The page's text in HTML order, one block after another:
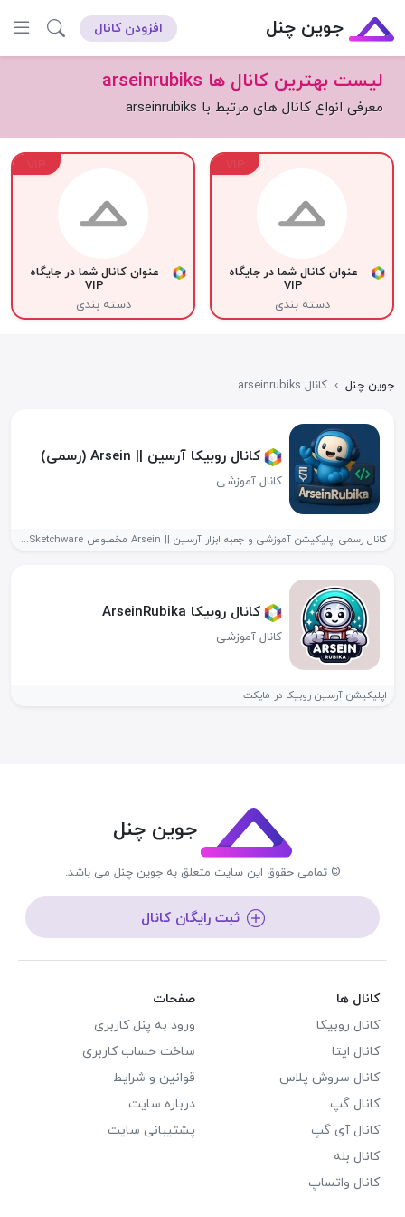
جوین چنل افزودن کانال
لیست بهترین کانال ها arseinrubiks
معرفی انواع کانال های مرتبط با arseinrubiks
عنوان کانال شما در جایگاه
VIP
دسته بندی
عنوان کانال شما در جایگاه
VIP
دسته بندی
جوین چنل › کانال arseinrubiks
کانال روبیکا آرسین || Arsein (رسمی)
کانال آموزشی
کانال رسمی اپلیکیشن آموزشی و جعبه ابزار آرسین || Arsein مخصوص Sketchware...
کانال روبیکا ArseinRubika
کانال آموزشی
اپلیکیشن آرسین روبیکا در مایکت
جوین چنل
© تمامی حقوق این سایت متعلق به جوین چنل می باشد.
ثبت رایگان کانال
کانال ها
کانال روبیکا
کانال ایتا
کانال سروش پلاس
کانال گپ
کانال آی گپ
کانال بله
کانال واتساپ
صفحات
ورود به پنل کاربری
ساخت حساب کاربری
قوانین و شرایط
درباره سایت
پشتیبانی سایت